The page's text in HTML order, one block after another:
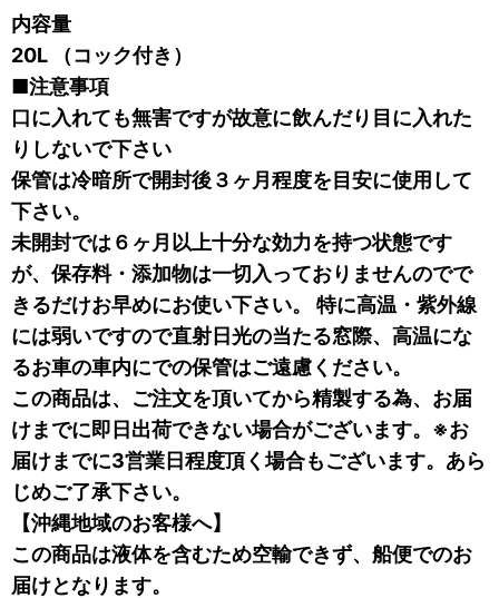
内容量
20L （コック付き）
■注意事項
口に入れても無害ですが故意に飲んだり目に入れた
りしないで下さい
保管は冷暗所で開封後３ヶ月程度を目安に使用して
下さい。
未開封では６ヶ月以上十分な効力を持つ状態です
が、保存料・添加物は一切入っておりませんのでで
きるだけお早めにお使い下さい。 特に高温・紫外線
には弱いですので直射日光の当たる窓際、高温にな
るお車の車内にでの保管はご遠慮ください。
この商品は、ご注文を頂いてから精製する為、お届
けまでに即日出荷できない場合がございます。※お
届けまでに3営業日程度頂く場合もございます。あら
じめご了承下さい。
【沖縄地域のお客様へ】
この商品は液体を含むため空輸できず、船便でのお
届けとなります。